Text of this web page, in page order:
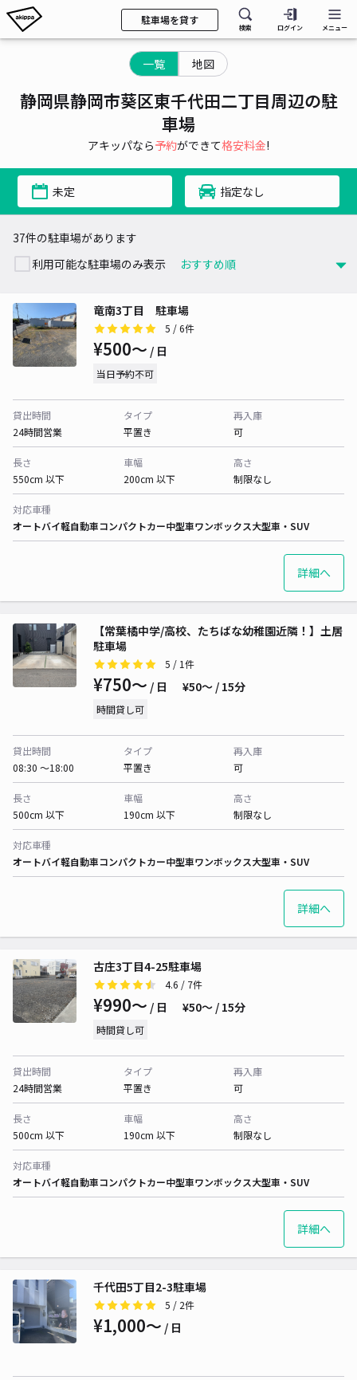
駐車場を貸す
検索 ログイン メニュー
一覧 地図
静岡県静岡市葵区東千代田二丁目周辺の駐
車場
アキッパなら予約ができて格安料金!
未定 指定なし
37件の駐車場があります
利用可能な駐車場のみ表示
竜南3丁目 駐車場
5 / 6件
¥500〜 / 日
当日予約不可
貸出時間
24時間営業
タイプ
平置き
再入庫
可
長さ
550cm 以下
車幅
200cm 以下
高さ
制限なし
対応車種
オートバイ軽自動車コンパクトカー中型車ワンボックス大型車・SUV
詳細へ
【常葉橘中学/高校、たちばな幼稚園近隣！】土居
駐車場
5 / 1件
¥750〜 / 日 ¥50〜 / 15分
時間貸し可
貸出時間
08:30 〜18:00
タイプ
平置き
再入庫
可
長さ
500cm 以下
車幅
190cm 以下
高さ
制限なし
対応車種
オートバイ軽自動車コンパクトカー中型車ワンボックス大型車・SUV
詳細へ
古庄3丁目4-25駐車場
4.6 / 7件
¥990〜 / 日 ¥50〜 / 15分
時間貸し可
貸出時間
24時間営業
タイプ
平置き
再入庫
可
長さ
500cm 以下
車幅
190cm 以下
高さ
制限なし
対応車種
オートバイ軽自動車コンパクトカー中型車ワンボックス大型車・SUV
詳細へ
千代田5丁目2-3駐車場
5 / 2件
¥1,000〜 / 日